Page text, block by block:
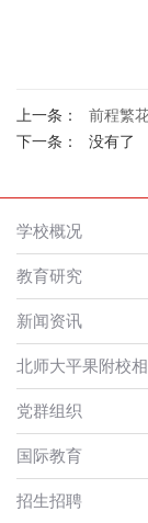
上一条：
前程繁花似
下一条：
没有了
学校概况
教育研究
新闻资讯
北师大平果附校
党群组织
国际教育
招生招聘